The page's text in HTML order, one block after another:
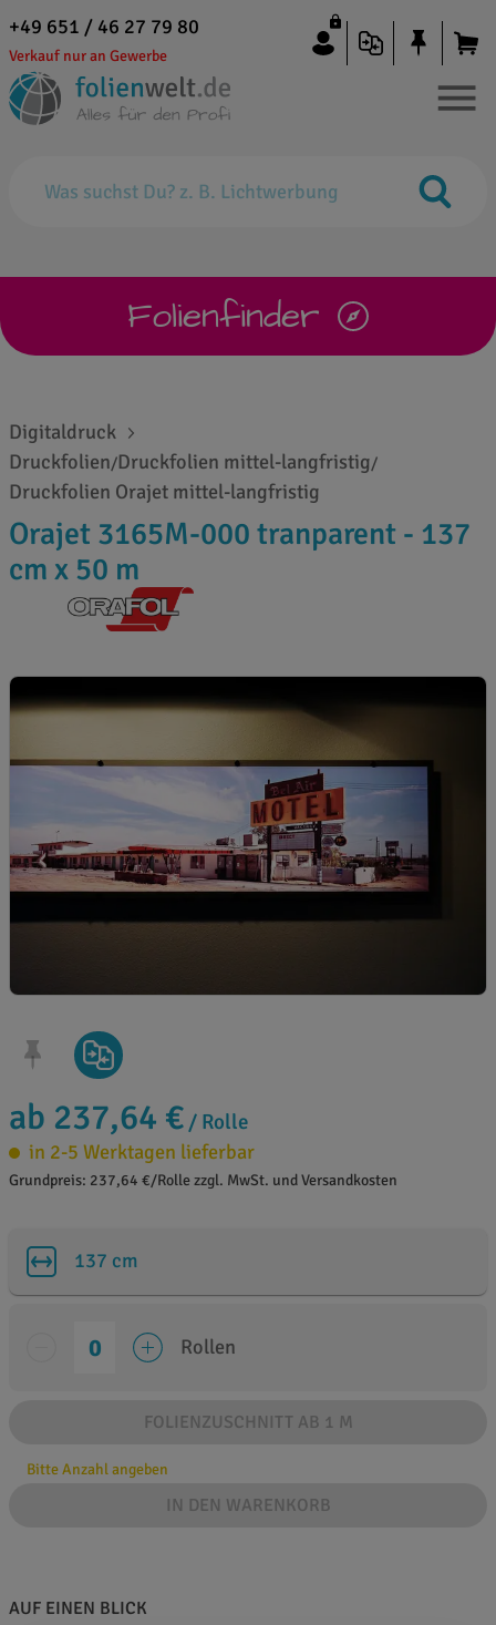
+49 651 / 46 27 79 80
Verkauf nur an Gewerbe
Folienfinder
Digitaldruck
Druckfolien/Druckfolien mittel-langfristig/
Druckfolien Orajet mittel-langfristig
Orajet 3165M-000 tranparent - 137
cm x 50 m
ab 237,64 € / Rolle
in 2-5 Werktagen lieferbar
Grundpreis: 237,64 €/Rolle zzgl. MwSt. und Versandkosten
137 cm
Rollen
FOLIENZUSCHNITT AB 1 M
Bitte Anzahl angeben
IN DEN WARENKORB
AUF EINEN BLICK